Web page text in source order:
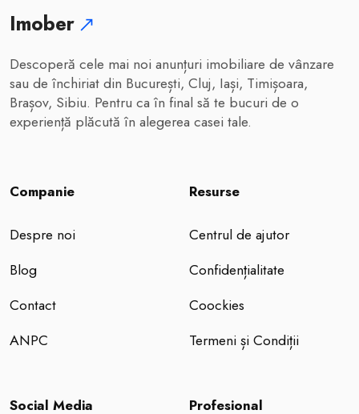
Imober
Descoperă cele mai noi anunțuri imobiliare de vânzare
sau de închiriat din București, Cluj, Iași, Timișoara,
Brașov, Sibiu. Pentru ca în final să te bucuri de o
experiență plăcută în alegerea casei tale.
Companie
Despre noi
Blog
Contact
ANPC
Resurse
Centrul de ajutor
Confidențialitate
Coockies
Termeni și Condiții
Social Media Profesional